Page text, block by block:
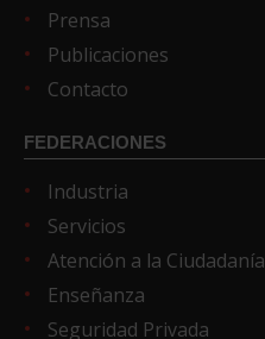
Prensa
Publicaciones
Contacto
FEDERACIONES
Industria
Servicios
Atención a la Ciudadanía
Enseñanza
Seguridad Privada